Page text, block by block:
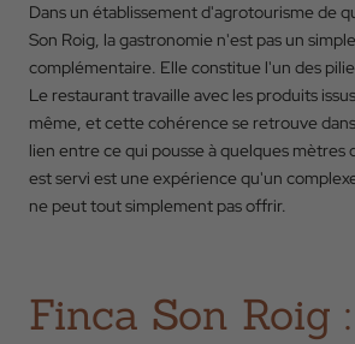
Dans un établissement d'agrotourisme de
Son Roig, la gastronomie n'est pas un
complémentaire. Elle constitue l'un des
Le restaurant travaille avec les produits
même, et cette cohérence se retrouve
lien entre ce qui pousse à quelques mètres
est servi est une expérience qu'un
ne peut tout simplement pas offrir.
Finca Son Roig